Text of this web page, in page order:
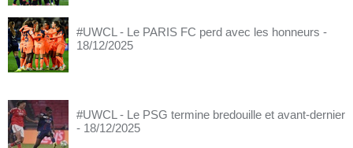
#UWCL - Le PARIS FC perd avec les honneurs -
18/12/2025
#UWCL - Le PSG termine bredouille et avant-dernier
- 18/12/2025